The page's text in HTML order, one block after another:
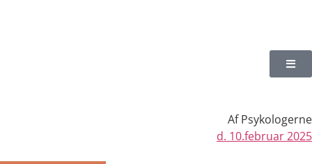
AfPsykologerne
d. 10.februar 2025